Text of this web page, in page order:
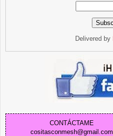
Delivered by
CONTÁCTAME
cositasconmesh@gmail.com